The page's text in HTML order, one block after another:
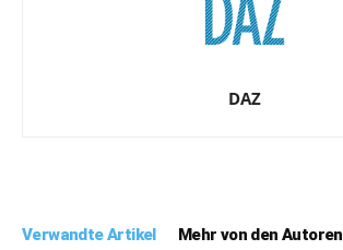
DAZ
Verwandte Artikel Mehr von den Autoren